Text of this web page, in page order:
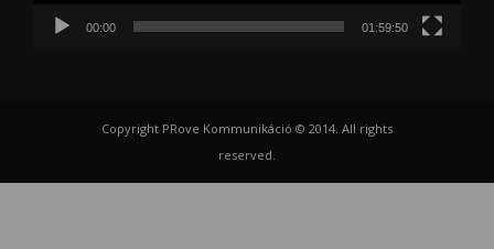
00:00 01:59:50
Copyright PRove Kommunikáció © 2014. All rights
reserved.